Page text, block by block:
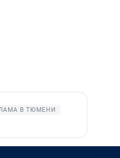
В ТЮМЕНИ